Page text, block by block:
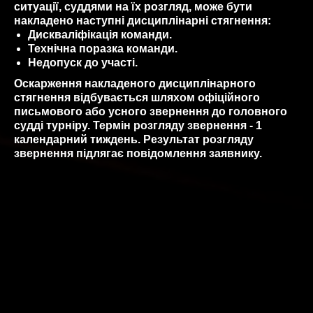
ситуації, суддями на їх розгляд, може бути
накладено наступні дисциплінарні стягнення:
Дискваліфікація команди.
Технічна поразка команди.
Недопуск до участі.
Оскарження накладеного дисциплінарного
стягнення відбувається шляхом офіційного
письмового або усного звернення до головного
судді турніру. Термін розгляду звернення - 1
календарний тиждень. Результат розгляду
звернення підлягає повідомлення заявнику.